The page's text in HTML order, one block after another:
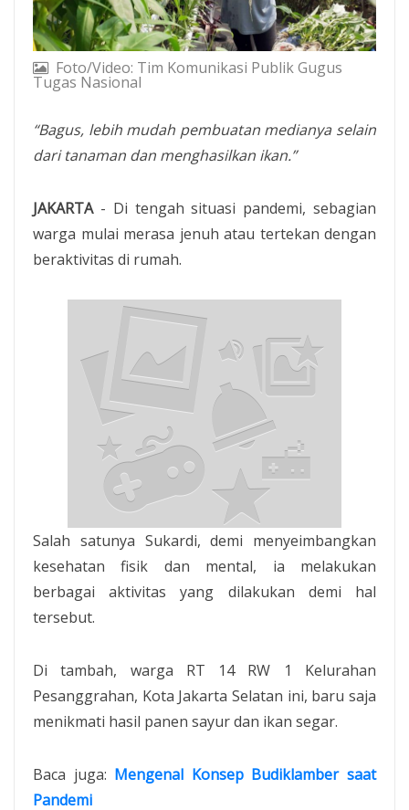
Foto/Video: Tim Komunikasi Publik Gugus
Tugas Nasional
“Bagus, lebih mudah pembuatan medianya selain
dari tanaman dan menghasilkan ikan.”
JAKARTA- Di tengah situasi pandemi, sebagian
warga mulai merasa jenuh atau tertekan dengan
beraktivitas di rumah.
Salah satunya Sukardi, demi menyeimbangkan
kesehatan fisik dan mental, ia melakukan
berbagai aktivitas yang dilakukan demi hal
tersebut.
Di tambah, warga RT 14 RW 1 Kelurahan
Pesanggrahan, Kota Jakarta Selatan ini, baru saja
menikmati hasil panen sayur dan ikan segar.
Baca juga: Mengenal Konsep Budiklamber saat
Pandemi